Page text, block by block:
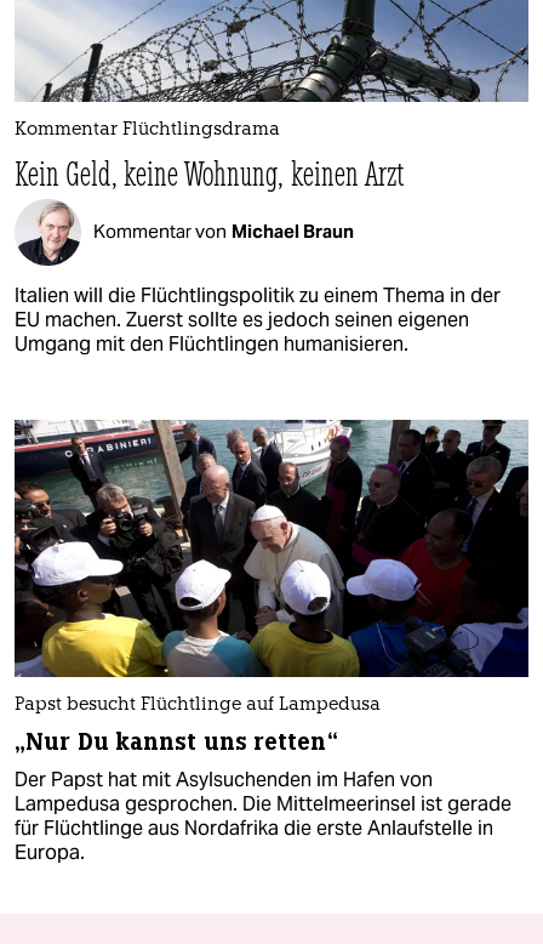
Kommentar Flüchtlingsdrama
Kein Geld, keine Wohnung, keinen Arzt
Kommentar von Michael Braun
Italien will die Flüchtlingspolitik zu einem Thema in der
EU machen. Zuerst sollte es jedoch seinen eigenen
Umgang mit den Flüchtlingen humanisieren.
Papst besucht Flüchtlinge auf Lampedusa
„Nur Du kannst uns retten“
Der Papst hat mit Asylsuchenden im Hafen von
Lampedusa gesprochen. Die Mittelmeerinsel ist gerade
für Flüchtlinge aus Nordafrika die erste Anlaufstelle in
Europa.